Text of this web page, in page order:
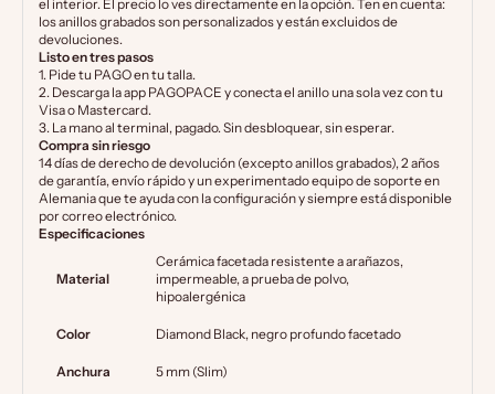
el interior. El precio lo ves directamente en la opción. Ten en cuenta:
los anillos grabados son personalizados y están excluidos de
devoluciones.
Listo en tres pasos
1. Pide tu PAGO en tu talla.
2. Descarga la app PAGOPACE y conecta el anillo una sola vez con tu
Visa o Mastercard.
3. La mano al terminal, pagado. Sin desbloquear, sin esperar.
Compra sin riesgo
14 días de derecho de devolución (excepto anillos grabados), 2 años
de garantía, envío rápido y un experimentado equipo de soporte en
Alemania que te ayuda con la configuración y siempre está disponible
por correo electrónico.
Especificaciones
Material
Cerámica facetada resistente a arañazos,
impermeable, a prueba de polvo,
hipoalergénica
Color Diamond Black, negro profundo facetado
Anchura 5 mm (Slim)